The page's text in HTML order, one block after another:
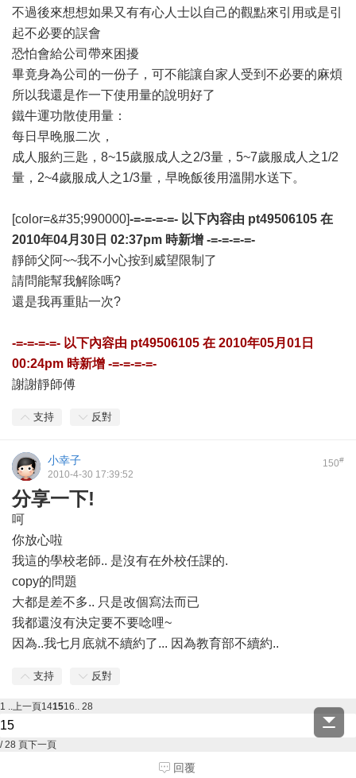
不過後來想想如果又有有心人士以自己的觀點來引用或是引
起不必要的誤會
恐怕會給公司帶來困擾
畢竟身為公司的一份子，可不能讓自家人受到不必要的麻煩
所以我還是作一下使用量的說明好了
鐵牛運功散使用量：
每日早晚服二次，
成人服約三匙，8~15歲服成人之2/3量，5~7歲服成人之1/2
量，2~4歲服成人之1/3量，早晚飯後用溫開水送下。
[color=&#35;990000]-=-=-=-=- 以下內容由 pt49506105 在
2010年04月30日 02:37pm 時新增 -=-=-=-=-
靜師父阿~~我不小心按到威望限制了
請問能幫我解除嗎?
還是我再重貼一次?
-=-=-=-=- 以下內容由 pt49506105 在 2010年05月01日
00:24pm 時新增 -=-=-=-=-
謝謝靜師傅
支持 反對
150#
小幸子
2010-4-30 17:39:52
分享一下!
呵
你放心啦
我這的學校老師.. 是沒有在外校任課的.
copy的問題
大都是差不多.. 只是改個寫法而已
我都還沒有決定要不要唸哩~
因為..我七月底就不續約了... 因為教育部不續約..
支持 反對
1 ..上一頁141516.. 28
/ 28 頁下一頁
回覆